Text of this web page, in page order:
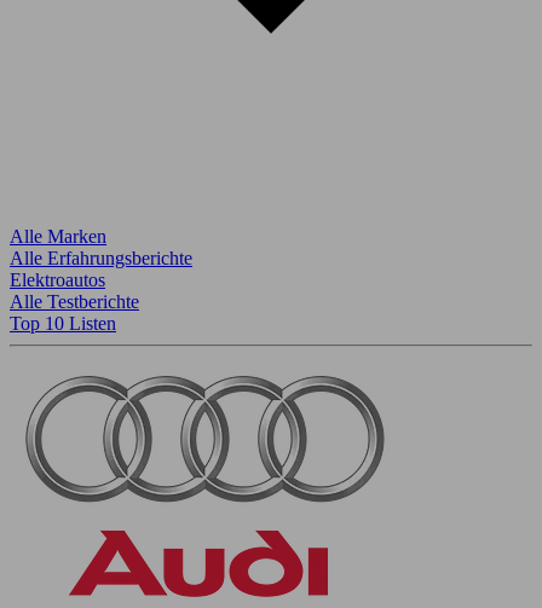
Alle Marken
Alle Erfahrungsberichte
Elektroautos
Alle Testberichte
Top 10 Listen